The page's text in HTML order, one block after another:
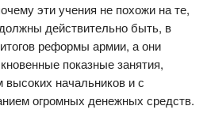
эти учения не похожи на те,
действительно быть, в
реформы армии, а они
показные занятия,
высоких начальников и с
огромных денежных средств.